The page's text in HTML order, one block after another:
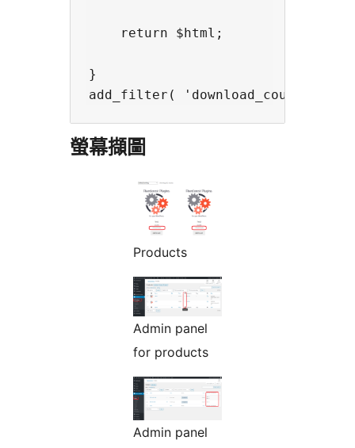
    return $html;
}
螢幕擷圖
Products
Admin panel
for products
Admin panel